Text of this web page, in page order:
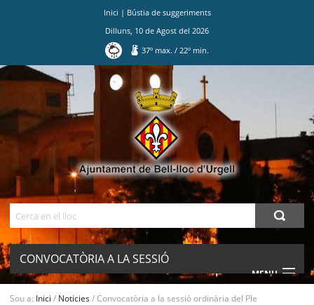
Inici | Bústia de suggeriments
Dilluns 10 de Agost del 2026
37º max./ 22º min.
CONVOCATÒRIA A LA SESSIÓ
ORDINÀRIA DEL PLE
MENU
Sou a: Inici / Noticies/Convocatòria a la sessió ordinària del Ple